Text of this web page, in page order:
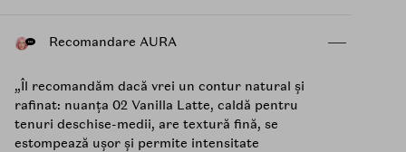
Recomandare AURA
„Îl recomandăm dacă vrei un contur natural și
rafinat: nuanța 02 Vanilla Latte, caldă pentru
tenuri deschise-medii, are textură fină, se
estompează ușor și permite intensitate